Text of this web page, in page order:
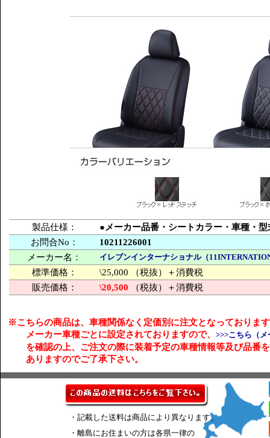
製品仕様：
●メーカー品番・シートカラー・車種・
お問合No：
10211226001
メーカー名：
イレブンインターナショナル（
標準価格：
\25,000 （税抜）＋消費税
販売価格：
\20,500 （税抜）＋消費税
※こちらの商品は、車種関係なく定価別に注文となっておりま
メーカー車種ごとに設定されておりますので、 >>>こちら（
を確認の上、ご注文の際に装着予定の車種情報等及び品番
ありますのでご了承下さい。
・記載した送料は商品により異なります。
・離島にお住まいの方は各県一律の